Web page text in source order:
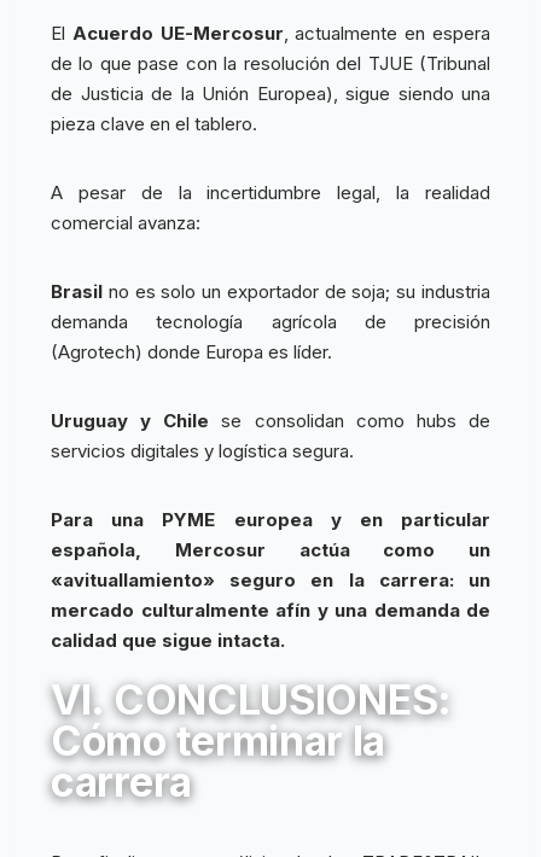
El Acuerdo UE-Mercosur, actualmente en espera
de lo que pase con la resolución del TJUE (Tribunal
de Justicia de la Unión Europea), sigue siendo una
pieza clave en el tablero.
A pesar de la incertidumbre legal, la realidad
comercial avanza:
Brasil no es solo un exportador de soja; su industria
demanda tecnología agrícola de precisión
(Agrotech) donde Europa es líder.
Uruguay y Chile se consolidan como hubs de
servicios digitales y logística segura.
Para una PYME europea y en particular
española, Mercosur actúa como un
«avituallamiento» seguro en la carrera: un
mercado culturalmente afín y una demanda de
calidad que sigue intacta.
VI. CONCLUSIONES:
Cómo terminar la
carrera